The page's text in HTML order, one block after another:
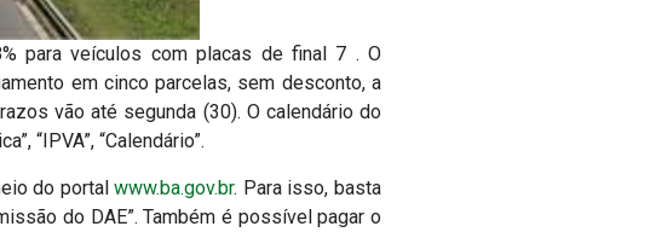
para veículos com placas de final 7 . O
em cinco parcelas, sem desconto, a
vão até segunda (30). O calendário do
“IPVA”, “Calendário”.
do portalwww.ba.gov.br. Para isso, basta
do DAE”. Também é possível pagar o